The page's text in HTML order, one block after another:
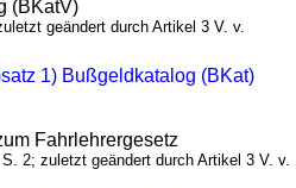
(BKatV)
geändert durch Artikel 3 V. v.
1) Bußgeldkatalog (BKat)
Fahrlehrergesetz
2; zuletzt geändert durch Artikel 3 V. v.